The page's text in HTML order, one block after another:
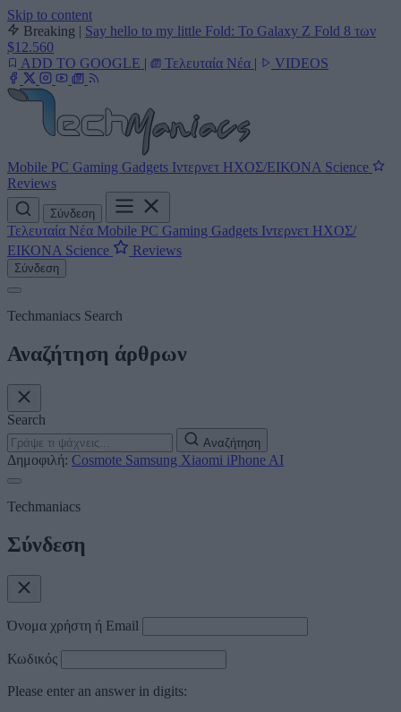
Skip to content
Breaking | Say hello to my little Fold: Το Galaxy Z Fold 8 των
$12.560
ADD TO GOOGLE | Τελευταία Νέα | VIDEOS
Mobile PC Gaming Gadgets Ιντερνετ ΗΧΟΣ/ΕΙΚΟΝΑ Science
Reviews
Σύνδεση
Τελευταία Νέα Mobile PC Gaming Gadgets Ιντερνετ ΗΧΟΣ/
ΕΙΚΟΝΑ Science Reviews
Σύνδεση
Techmaniacs Search
Αναζήτηση άρθρων
Search
Αναζήτηση
Δημοφιλή: Cosmote Samsung Xiaomi iPhone AI
Techmaniacs
Σύνδεση
Όνομα χρήστη ή Email
Κωδικός
Please enter an answer in digits: